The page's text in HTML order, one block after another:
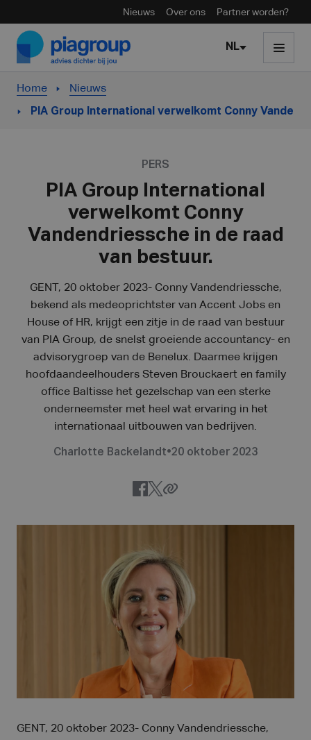
Nieuws Over ons Partner worden?
Skip to content
NL
Home Nieuws
PIA Group International verwelkomt Conny
PERS
PIA Group International
verwelkomt Conny
Vandendriessche in de raad
van bestuur.
GENT, 20 oktober 2023- Conny Vandendriessche,
bekend als medeoprichtster van Accent Jobs en
House of HR, krijgt een zitje in de raad van bestuur
van PIA Group, de snelst groeiende accountancy- en
advisorygroep van de Benelux. Daarmee krijgen
hoofdaandeelhouders Steven Brouckaert en family
office Baltisse het gezelschap van een sterke
onderneemster met heel wat ervaring in het
internationaal uitbouwen van bedrijven.
Charlotte Backelandt•20 oktober 2023
GENT, 20 oktober 2023- Conny Vandendriessche,